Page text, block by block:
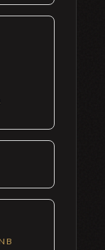
B